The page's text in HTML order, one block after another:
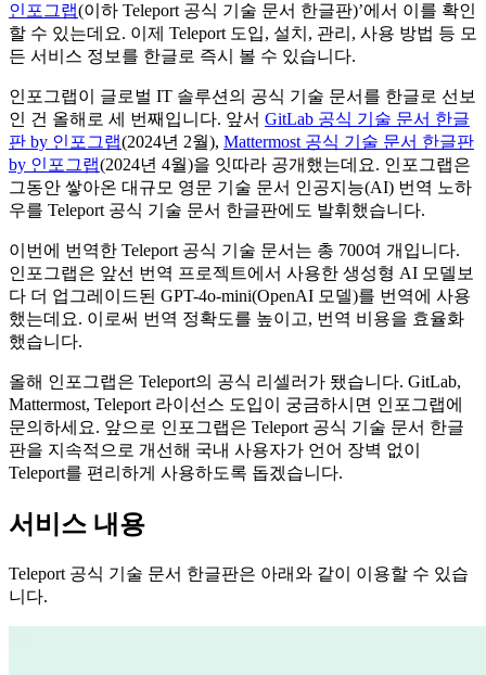
인포그랩(이하 Teleport 공식 기술 문서 한글판)’에서 이를 확인
할 수 있는데요. 이제 Teleport 도입, 설치, 관리, 사용 방법 등 모
든 서비스 정보를 한글로 즉시 볼 수 있습니다.
인포그랩이 글로벌 IT 솔루션의 공식 기술 문서를 한글로 선보
인 건 올해로 세 번째입니다. 앞서 GitLab 공식 기술 문서 한글
판 by 인포그랩(2024년 2월), Mattermost 공식 기술 문서 한글판
by 인포그랩(2024년 4월)을 잇따라 공개했는데요. 인포그랩은
그동안 쌓아온 대규모 영문 기술 문서 인공지능(AI) 번역 노하
우를 Teleport 공식 기술 문서 한글판에도 발휘했습니다.
이번에 번역한 Teleport 공식 기술 문서는 총 700여 개입니다.
인포그랩은 앞선 번역 프로젝트에서 사용한 생성형 AI 모델보
다 더 업그레이드된 GPT-4o-mini(OpenAI 모델)를 번역에 사용
했는데요. 이로써 번역 정확도를 높이고, 번역 비용을 효율화
했습니다.
올해 인포그랩은 Teleport의 공식 리셀러가 됐습니다. GitLab,
Mattermost, Teleport 라이선스 도입이 궁금하시면 인포그랩에
문의하세요. 앞으로 인포그랩은 Teleport 공식 기술 문서 한글
판을 지속적으로 개선해 국내 사용자가 언어 장벽 없이
Teleport를 편리하게 사용하도록 돕겠습니다.
서비스 내용
Teleport 공식 기술 문서 한글판은 아래와 같이 이용할 수 있습
니다.